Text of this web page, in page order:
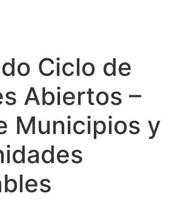
Ciclo de
Abiertos –
Municipios y